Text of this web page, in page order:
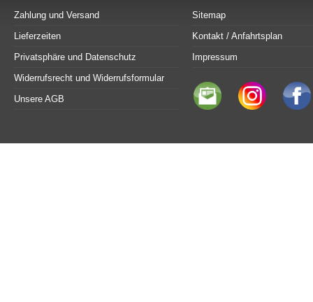
Zahlung und Versand
Lieferzeiten
Privatsphäre und Datenschutz
Widerrufsrecht und Widerrufsformular
Unsere AGB
Sitemap
Kontakt / Anfahrtsplan
Impressum